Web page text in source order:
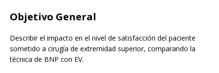
Objetivo General
Describir el impacto en el nivel de satisfacción del paciente
sometido a cirugía de extremidad superior, comparando la
técnica de BNP con EV.